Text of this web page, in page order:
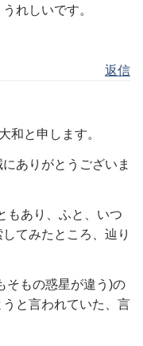
れしいです。
返信
和と申します。
ありがとうございま
もあり、ふと、いつ
てみたところ、辿り
そもの惑星が違う)の
と言われていた、言